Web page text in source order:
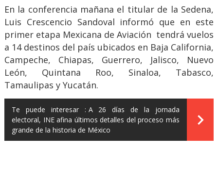
En la conferencia mañana el titular de la Sedena,
Luis Crescencio Sandoval informó que en este
primer etapa Mexicana de Aviación tendrá vuelos
a 14 destinos del país ubicados en Baja California,
Campeche, Chiapas, Guerrero, Jalisco, Nuevo
León, Quintana Roo, Sinaloa, Tabasco,
Tamaulipas y Yucatán.
Te puede interesar : A 26 días de la jornada
electoral, INE afina últimos detalles del proceso más
grande de la historia de México